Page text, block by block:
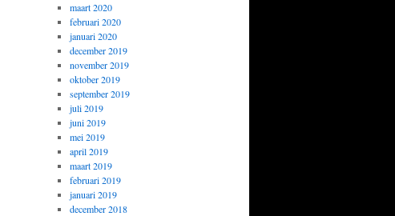
maart 2020
februari 2020
januari 2020
december 2019
november 2019
oktober 2019
september 2019
juli 2019
juni 2019
mei 2019
april 2019
maart 2019
februari 2019
januari 2019
december 2018